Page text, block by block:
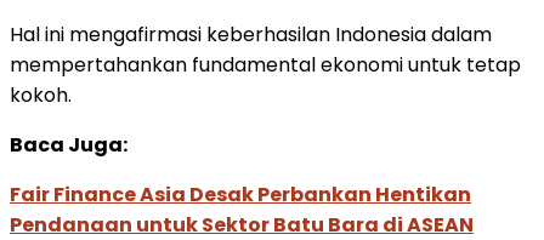
Hal ini mengafirmasi keberhasilan Indonesia dalam
mempertahankan fundamental ekonomi untuk tetap
kokoh.
Baca Juga:
Fair Finance Asia Desak Perbankan Hentikan
Pendanaan untuk Sektor Batu Bara di ASEAN